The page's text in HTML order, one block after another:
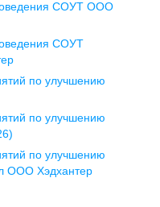
СОУТ ООО
СОУТ
по улучшению
по улучшению
по улучшению
ООО Хэдхантер